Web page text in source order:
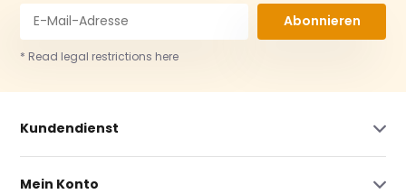
Abonnieren
* Read legal restrictions here
Kundendienst
Mein Konto